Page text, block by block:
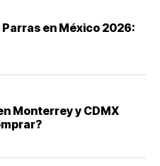
en México 2026:
Monterrey y CDMX